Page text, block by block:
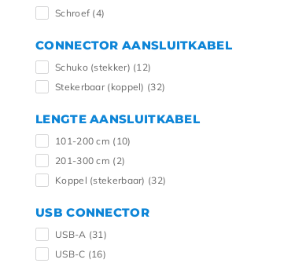
Schroef (4)
CONNECTOR AANSLUITKABEL
Schuko (stekker) (12)
Stekerbaar (koppel) (32)
LENGTE AANSLUITKABEL
101-200 cm (10)
201-300 cm (2)
Koppel (stekerbaar) (32)
USB CONNECTOR
USB-A (31)
USB-C (16)